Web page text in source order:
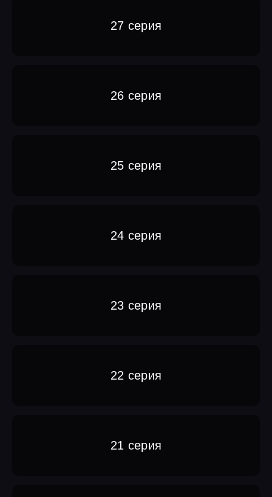
27 серия
26 серия
25 серия
24 серия
23 серия
22 серия
21 серия